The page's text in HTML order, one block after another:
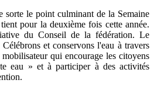
sorte le point culminant de la Semaine
pour la deuxième fois cette année.
du Conseil de la fédération. Le
et conservons l'eau à travers
qui encourage les citoyens
eau » et à participer à des activités